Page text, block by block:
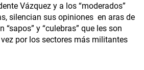
Vázquez y a los “moderados”
silencian sus opiniones en aras de
“sapos” y “culebras” que les son
por los sectores más militantes